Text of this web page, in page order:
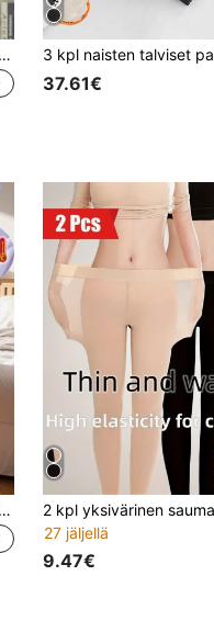
1 kpl naisten korkeavyötäröiset lämpimät housut, lämpövuorilla varustetut paksunnetut arkihousut, syksy/talvi
37.61€
Pitkät alushousut naisille, lämpövuorilla varustetut aluskerrastohousut, pyjamasarja, kylmän sään hiihto, metsästys, kuntosali, ulkoilu, leggingsit, lämpöhousut, syksy/talvi
27 jäljellä
9.47€